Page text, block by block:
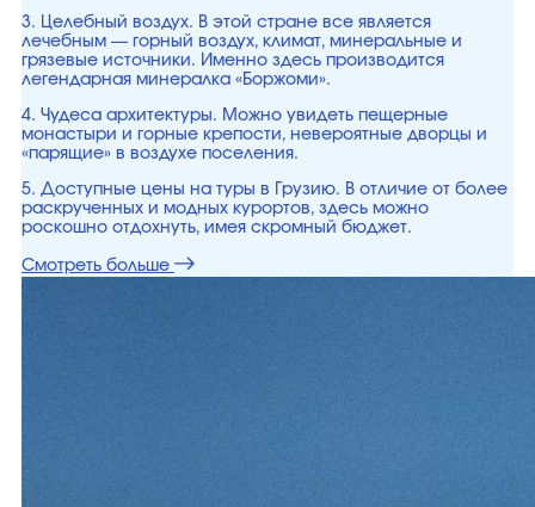
3. Целебный воздух. В этой стране все является
лечебным — горный воздух, климат, минеральные и
грязевые источники. Именно здесь производится
легендарная минералка «Боржоми».
4. Чудеса архитектуры. Можно увидеть пещерные
монастыри и горные крепости, невероятные дворцы и
«парящие» в воздухе поселения.
5. Доступные цены на туры в Грузию. В отличие от более
раскрученных и модных курортов, здесь можно
роскошно отдохнуть, имея скромный бюджет.
Смотреть больше